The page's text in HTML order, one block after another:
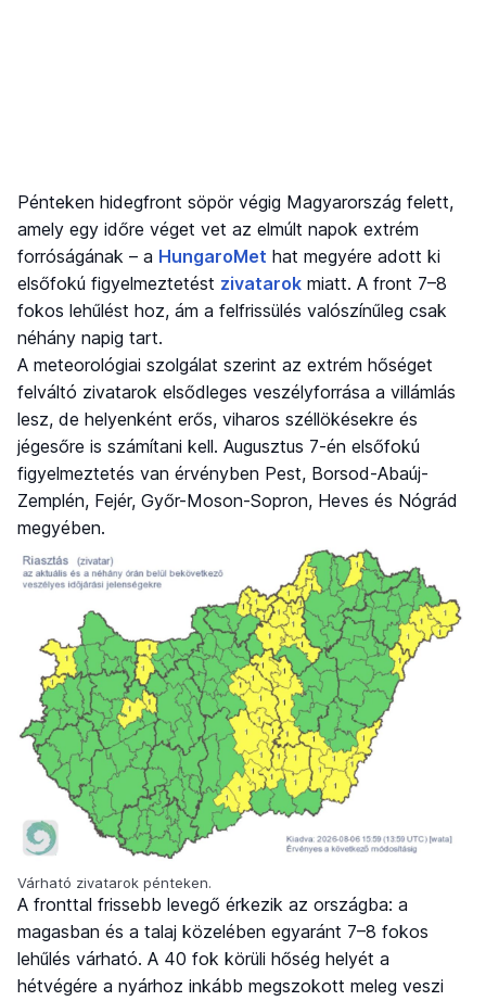
Pénteken hidegfront söpör végig Magyarország felett,
amely egy időre véget vet az elmúlt napok extrém
forróságának – a HungaroMet hat megyére adott ki
elsőfokú figyelmeztetést zivatarok miatt. A front 7–8
fokos lehűlést hoz, ám a felfrissülés valószínűleg csak
néhány napig tart.
A meteorológiai szolgálat szerint az extrém hőséget
felváltó zivatarok elsődleges veszélyforrása a villámlás
lesz, de helyenként erős, viharos széllökésekre és
jégesőre is számítani kell. Augusztus 7-én elsőfokú
figyelmeztetés van érvényben Pest, Borsod-Abaúj-
Zemplén, Fejér, Győr-Moson-Sopron, Heves és Nógrád
megyében.
Várható zivatarok pénteken.
A fronttal frissebb levegő érkezik az országba: a
magasban és a talaj közelében egyaránt 7–8 fokos
lehűlés várható. A 40 fok körüli hőség helyét a
hétvégére a nyárhoz inkább megszokott meleg veszi